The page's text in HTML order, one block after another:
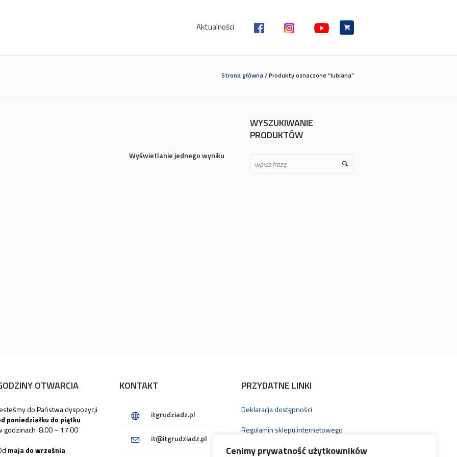
Cenimy prywatność użytkowników
Aktualności
Strona główna/ Produkty oznaczone “lubiana”
Wyświetlanie jednego wyniku
WYSZUKIWANIE
PRODUKTÓW
OTWARCIA
do Państwa dyspozycji
poniedziałku do piątku
godzinach 8.00 – 17.00
maja do września
KONTAKT
itgrudziadz.pl
it@itgrudziadz.pl
PRZYDATNE LINKI
Deklaracja dostępności
Regulamin sklepu internetowego
Oświadczenie o odstąpieniu od